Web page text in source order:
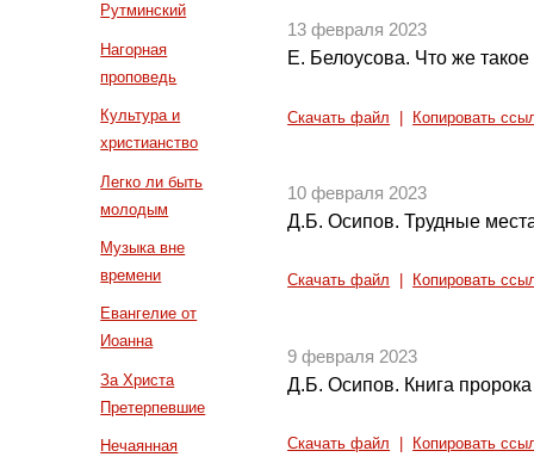
Рутминский
Нагорная
проповедь
Культура и
христианство
Легко ли быть
молодым
Музыка вне
времени
Евангелие от
Иоанна
За Христа
Претерпевшие
Нечаянная
13 февраля 2023
Е. Белоусова. Что же такое
Скачать файл Копировать
10 февраля 2023
Д.Б. Осипов. Трудные
Скачать файл Копировать
9 февраля 2023
Д.Б. Осипов. Книга
Скачать файл Копировать